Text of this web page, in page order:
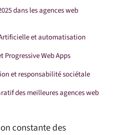
dans les agences web
et automatisation
Progressive Web Apps
et responsabilité sociétale
des meilleures agences web
constante des